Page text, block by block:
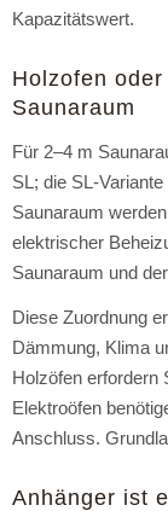
Kapazitätswert.
Holzofen
Saunaraum
Für 2–4 m
SL; die SL-
Saunaraum
elektrischer
Saunaraum und
Diese Zuordnung
Dämmung, Klima
Holzöfen erfordern
Elektroöfen
Anschluss.
Anhänger ist